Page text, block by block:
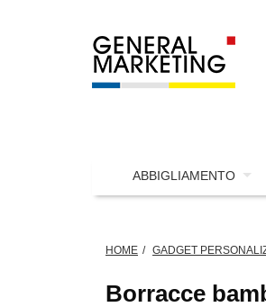
ABBIGLIAMENTO
HOME GADGET
Borracce